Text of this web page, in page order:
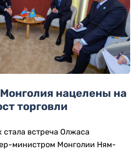
нацелены на
торговли
встреча Олжаса
министром Монголии Ням-